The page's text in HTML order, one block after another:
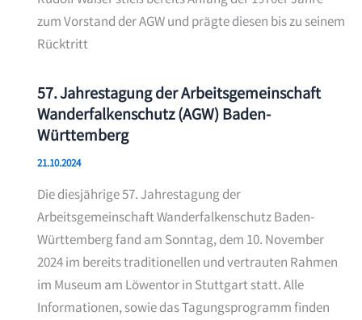
zum Vorstand der AGW und prägte diesen bis zu seinem
Rücktritt
57. Jahrestagung der Arbeitsgemeinschaft
Wanderfalkenschutz (AGW) Baden-
Württemberg
21.10.2024
Die diesjährige 57. Jahrestagung der
Arbeitsgemeinschaft Wanderfalkenschutz Baden-
Württemberg fand am Sonntag, dem 10. November
2024 im bereits traditionellen und vertrauten Rahmen
im Museum am Löwentor in Stuttgart statt. Alle
Informationen, sowie das Tagungsprogramm finden